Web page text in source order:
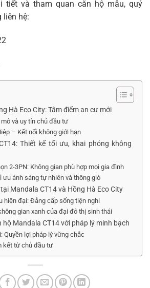
tiết và tham quan căn hộ mẫu, quý
liên hệ:
Hà Eco City: Tâm điểm an cư mới
và uy tín chủ đầu tư
– Kết nối không giới hạn
Thiết kế tối ưu, khai phóng không
2-3PN: Không gian phù hợp mọi gia đình
ưu ánh sáng tự nhiên và thông gió
Mandala CT14 và Hồng Hà Eco City
hiện đại: Đẳng cấp sống tiện nghi
gian xanh của đại đô thị sinh thái
Mandala CT14 với pháp lý minh bạch
Quyền lợi pháp lý vững chắc
kết từ chủ đầu tư